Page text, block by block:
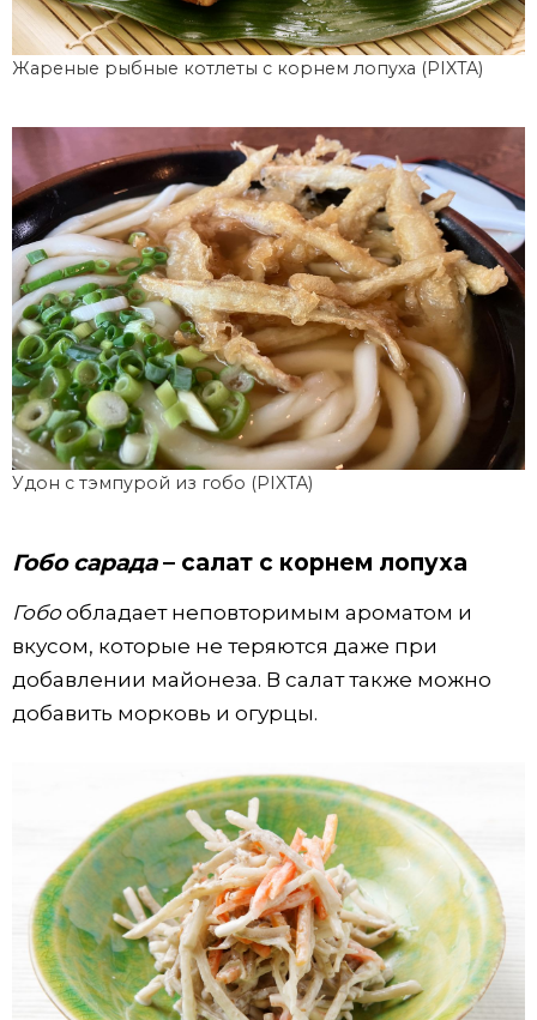
Жареные рыбные котлеты с корнем лопуха (PIXTA)
Удон с тэмпурой из гобо (PIXTA)
Гобо сарада– салат с корнем лопуха
Гобообладает неповторимым ароматом и
вкусом, которые не теряются даже при
добавлении майонеза. В салат также можно
добавить морковь и огурцы.